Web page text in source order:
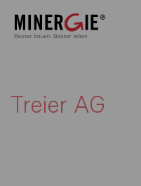
Treier AG